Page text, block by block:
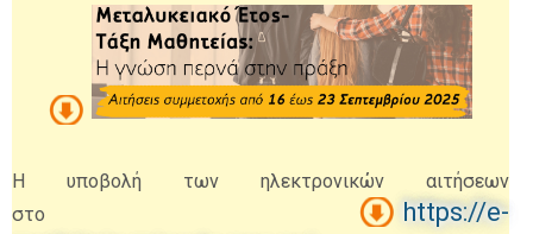
Η υποβολή των ηλεκτρονικών αιτήσεων
στο
https://e-